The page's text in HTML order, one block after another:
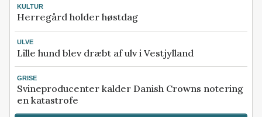
KULTUR
Herregård holder høstdag
ULVE
Lille hund blev dræbt af ulv i Vestjylland
GRISE
Svineproducenter kalder Danish Crowns notering
en katastrofe